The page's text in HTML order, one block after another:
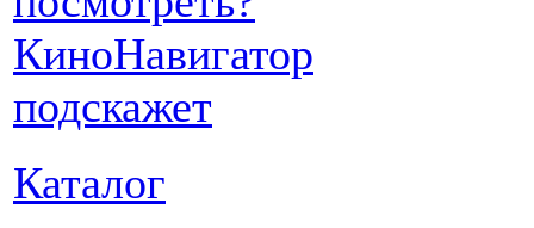
Каталог